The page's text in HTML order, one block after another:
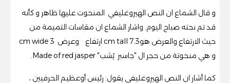
و قال الشماع ان النص الهيروغليفي المنحوت عليها ظاهر و كأنه
قد تم نحته صباح اليوم. واشار الشماع ان مقاسات التميمة من
حيث الارتفاع والعرض هو7.3 cm tall ارتفاع ‏ و‏عرض 3 cm wide
و هي منحوتة من حجر ال "جاسبر يَشب" Made of red jasper.
كما أشار ان النص الهيروغليفي يقول: رئيس أوعظيم الحرفيين ،